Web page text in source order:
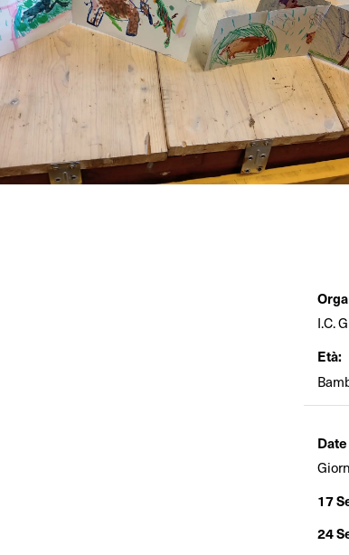
I.C.
Età:
17
24